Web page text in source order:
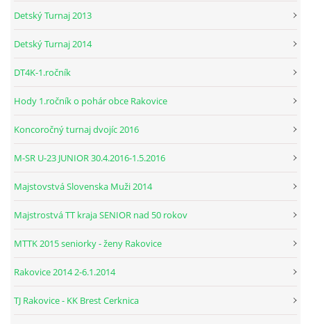
Detský Turnaj 2013
Detský Turnaj 2014
DT4K-1.ročník
Hody 1.ročník o pohár obce Rakovice
Koncoročný turnaj dvojíc 2016
M-SR U-23 JUNIOR 30.4.2016-1.5.2016
Majstovstvá Slovenska Muži 2014
Majstrostvá TT kraja SENIOR nad 50 rokov
MTTK 2015 seniorky - ženy Rakovice
Rakovice 2014 2-6.1.2014
TJ Rakovice - KK Brest Cerknica